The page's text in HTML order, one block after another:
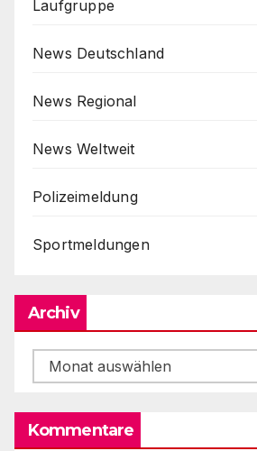
Laufgruppe
News Deutschland
News Regional
News Weltweit
Polizeimeldung
Sportmeldungen
Archiv
Archiv
Kommentare